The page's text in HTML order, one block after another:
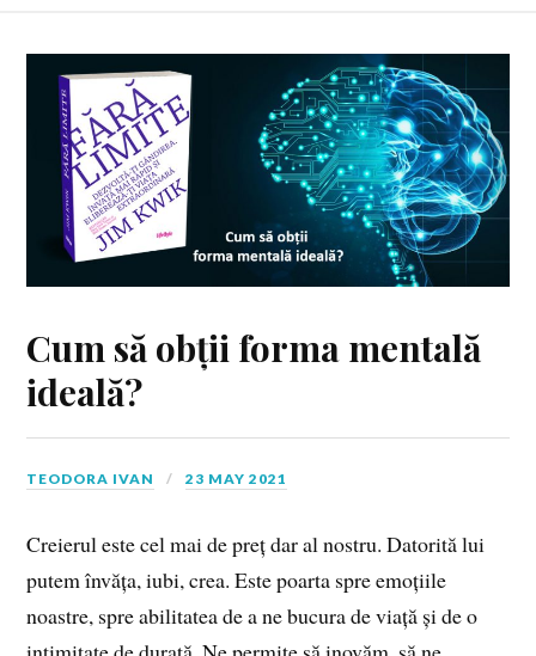
Cum să obții forma mentală
ideală?
TEODORA IVAN 23 MAY 2021
Creierul este cel mai de preț dar al nostru. Datorită lui
putem învăța, iubi, crea. Este poarta spre emoțiile
noastre, spre abilitatea de a ne bucura de viață și de o